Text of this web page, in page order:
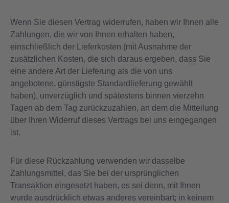
Wenn Sie diesen Vertrag widerrufen, haben wir Ihnen alle
Zahlungen, die wir von Ihnen erhalten haben,
einschließlich der Lieferkosten (mit Ausnahme der
zusätzlichen Kosten, die sich daraus ergeben, dass Sie
eine andere Art der Lieferung als die von uns
angebotene, günstigste Standardlieferung gewählt
haben), unverzüglich und spätestens binnen vierzehn
Tagen ab dem Tag zurückzuzahlen, an dem die Mitteilung
über Ihren Widerruf dieses Vertrags bei uns eingegangen
ist.
Für diese Rückzahlung verwenden wir dasselbe
Zahlungsmittel, das Sie bei der ursprünglichen
Transaktion eingesetzt haben, es sei denn, mit Ihnen
wurde ausdrücklich etwas anderes vereinbart; in keinem